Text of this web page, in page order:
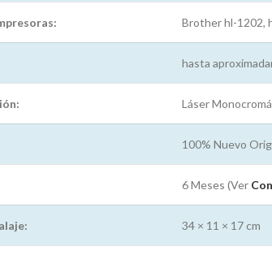
Brother hl-1202,
hasta
Láser
100% Nuevo
6 Meses (Ver
34 × 11 × 17 cm